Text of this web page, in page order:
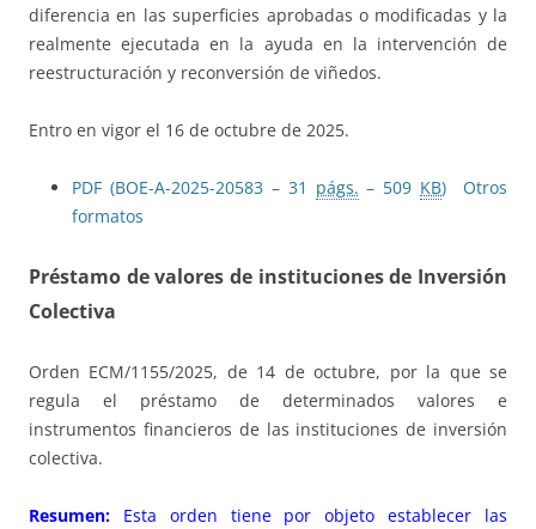
diferencia en las superficies aprobadas o modificadas y la
realmente ejecutada en la ayuda en la intervención de
reestructuración y reconversión de viñedos.
Entro en vigor el 16 de octubre de 2025.
PDF (BOE-A-2025-20583 – 31 págs. – 509 KB)
Otros
formatos
Préstamo de valores de instituciones de Inversión
Colectiva
Orden ECM/1155/2025, de 14 de octubre, por la que se
regula el préstamo de determinados valores e
instrumentos financieros de las instituciones de inversión
colectiva.
Resumen: Esta orden tiene por objeto establecer las